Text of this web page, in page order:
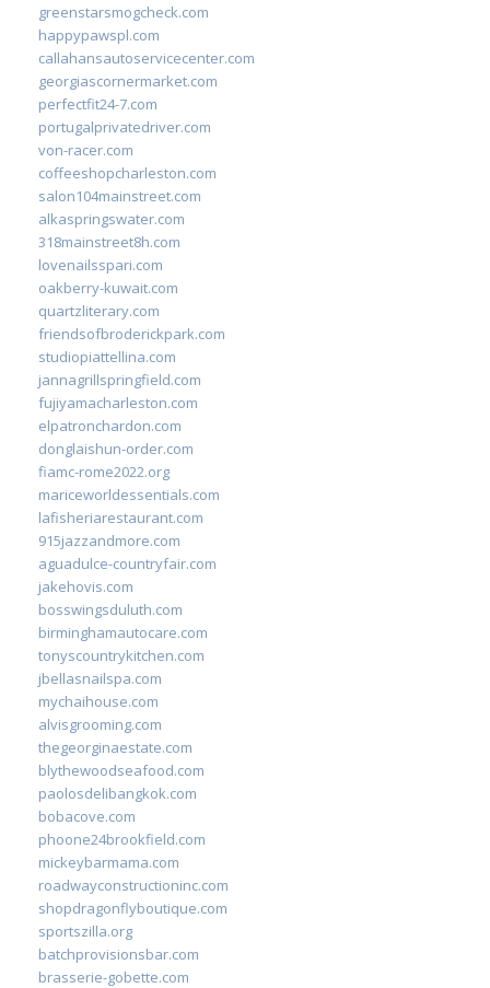
greenstarsmogcheck.com
happypawspl.com
callahansautoservicecenter.com
georgiascornermarket.com
perfectfit24-7.com
portugalprivatedriver.com
von-racer.com
coffeeshopcharleston.com
salon104mainstreet.com
alkaspringswater.com
318mainstreet8h.com
lovenailsspari.com
oakberry-kuwait.com
quartzliterary.com
friendsofbroderickpark.com
studiopiattellina.com
jannagrillspringfield.com
fujiyamacharleston.com
elpatronchardon.com
donglaishun-order.com
fiamc-rome2022.org
mariceworldessentials.com
lafisheriarestaurant.com
915jazzandmore.com
aguadulce-countryfair.com
jakehovis.com
bosswingsduluth.com
birminghamautocare.com
tonyscountrykitchen.com
jbellasnailspa.com
mychaihouse.com
alvisgrooming.com
thegeorginaestate.com
blythewoodseafood.com
paolosdelibangkok.com
bobacove.com
phoone24brookfield.com
mickeybarmama.com
roadwayconstructioninc.com
shopdragonflyboutique.com
sportszilla.org
batchprovisionsbar.com
brasserie-gobette.com